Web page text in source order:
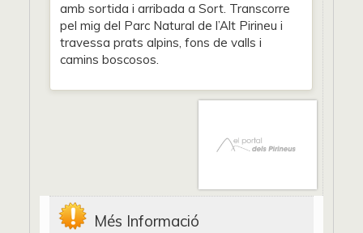
amb sortida i arribada a Sort. Transcorre
pel mig del Parc Natural de l’Alt Pirineu i
travessa prats alpins, fons de valls i
camins boscosos.
Més Informació